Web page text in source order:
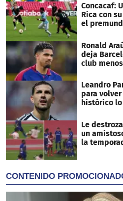
Concacaf:
Rica con
el
Ronald
deja
club
Leandro
para volver
histórico
Le
un
la